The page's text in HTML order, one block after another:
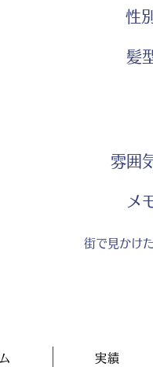
性
髪
雰囲
メ
街で見かけ
実績